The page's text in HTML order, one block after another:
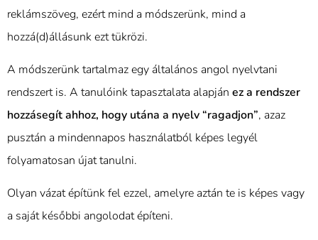
reklámszöveg, ezért mind a módszerünk, mind a
hozzá(d)állásunk ezt tükrözi.
A módszerünk tartalmaz egy általános angol nyelvtani
rendszert is. A tanulóink tapasztalata alapján ez a rendszer
hozzásegít ahhoz, hogy utána a nyelv “ragadjon”, azaz
pusztán a mindennapos használatból képes legyél
folyamatosan újat tanulni.
Olyan vázat építünk fel ezzel, amelyre aztán te is képes vagy
a saját későbbi angolodat építeni.